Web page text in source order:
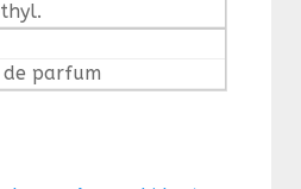
parfum